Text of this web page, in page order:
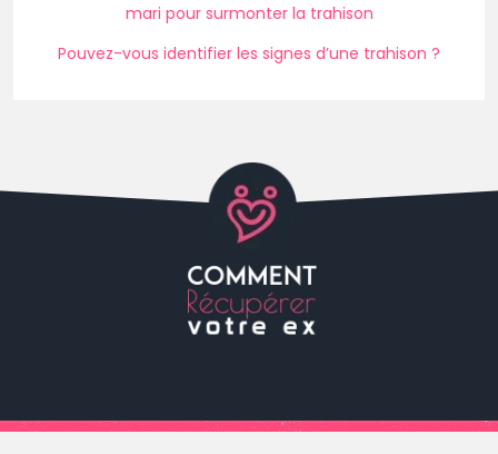
mari pour surmonter la trahison
Pouvez-vous identifier les signes d’une trahison ?